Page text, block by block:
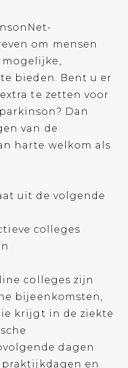
om mensen
mogelijke,
bieden. Bent u er
te zetten voor
Dan
van de
harte welkom als
uit de volgende
colleges
colleges zijn
bijeenkomsten,
krijgt in de ziekte
dagen
en